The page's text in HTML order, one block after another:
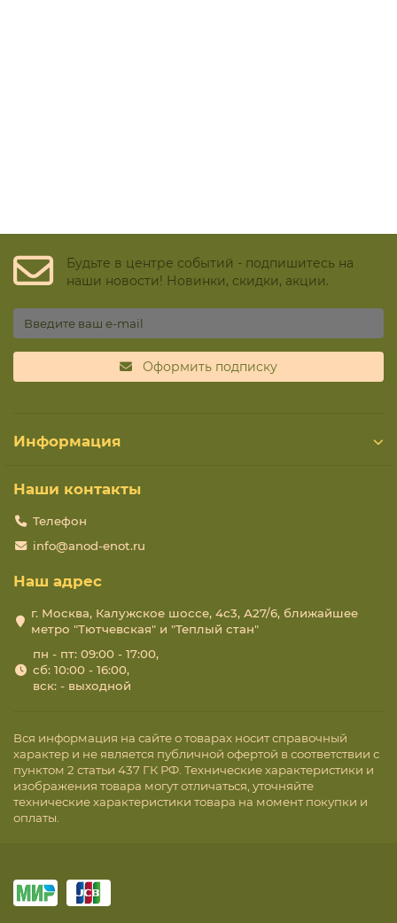
Будьте в центре событий - подпишитесь на
наши новости! Новинки, скидки, акции.
Оформить подписку
Информация
Наши контакты
Телефон
info@anod-enot.ru
Наш адрес
г. Москва, Калужское шоссе, 4с3, А27/6, ближайшее
метро "Тютчевская" и "Теплый стан"
пн - пт: 09:00 - 17:00,
сб: 10:00 - 16:00,
вск: - выходной
Вся информация на сайте о товарах носит справочный
характер и не является публичной офертой в соответствии с
пунктом 2 статьи 437 ГК РФ. Технические характеристики и
изображения товара могут отличаться, уточняйте
технические характеристики товара на момент покупки и
оплаты.